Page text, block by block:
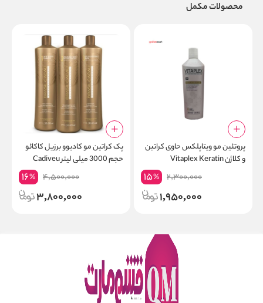
محصولات مکمل
پروتئین مو ویتاپلکس حاوی کراتین
و کلاژن Vitaplex Keratin
2,300,000
15%
1,950,000
پک کراتین مو کادیوو برزیل کاکائو
حجم 3000 میلی لیتر Cadiveu
4,500,000
16%
3,800,000